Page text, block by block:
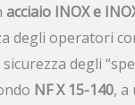
acciaio INOX e
degli operatori
degli
NF X 15-140, a